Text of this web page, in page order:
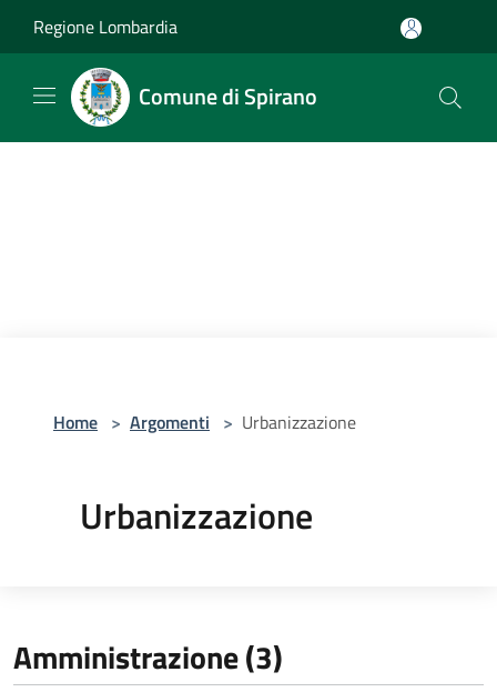
Regione Lombardia
Comune di Spirano
Home > Argomenti > Urbanizzazione
Urbanizzazione
Amministrazione (3)